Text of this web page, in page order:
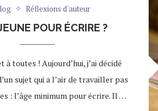
Réflexions d'auteur
POUR ÉCRIRE ?
à toutes ! Aujourd’hui, j’ai décidé
sujet qui a l’air de travailler pas
: l’âge minimum pour écrire. Il …